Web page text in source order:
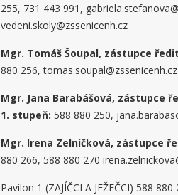
255, 731 443 991,
vedeni.skoly@zssenicenh.cz
Mgr. Tomáš Šoupal, zástupce
880 256, tomas.soupal@zssenicenh.cz
Mgr. Jana Barabášová, zástupce
1. stupeň: 588 880 250,
Mgr. Irena Zelníčková, zástupce
880 266, 588 880 270
Pavilon 1 (ZAJÍČCI A JEŽEČCI) 588